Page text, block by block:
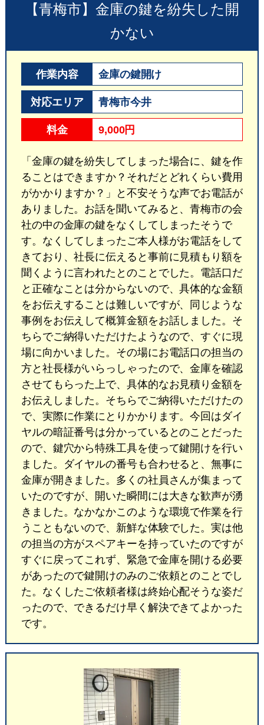
【青梅市】金庫の鍵を紛失した開
かない
作業内容 金庫の鍵開け
対応エリア 青梅市今井
料金 9,000円
「金庫の鍵を紛失してしまった場合に、鍵を作
ることはできますか？それだとどれくらい費用
がかかりますか？」と不安そうな声でお電話が
ありました。お話を聞いてみると、青梅市の会
社の中の金庫の鍵をなくしてしまったそうで
す。なくしてしまったご本人様がお電話をして
きており、社長に伝えると事前に見積もり額を
聞くように言われたとのことでした。電話口だ
と正確なことは分からないので、具体的な金額
をお伝えすることは難しいですが、同じような
事例をお伝えして概算金額をお話しました。そ
ちらでご納得いただけたようなので、すぐに現
場に向かいました。その場にお電話口の担当の
方と社長様がいらっしゃったので、金庫を確認
させてもらった上で、具体的なお見積り金額を
お伝えしました。そちらでご納得いただけたの
で、実際に作業にとりかかります。今回はダイ
ヤルの暗証番号は分かっているとのことだった
ので、鍵穴から特殊工具を使って鍵開けを行い
ました。ダイヤルの番号も合わせると、無事に
金庫が開きました。多くの社員さんが集まって
いたのですが、開いた瞬間には大きな歓声が湧
きました。なかなかこのような環境で作業を行
うこともないので、新鮮な体験でした。実は他
の担当の方がスペアキーを持っていたのですが
すぐに戻ってこれず、緊急で金庫を開ける必要
があったので鍵開けのみのご依頼とのことでし
た。なくしたご依頼者様は終始心配そうな姿だ
ったので、できるだけ早く解決できてよかった
です。